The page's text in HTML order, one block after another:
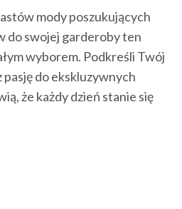
mody poszukujących
do swojej garderoby ten
wyborem. Podkreśli Twój
do ekskluzywnych
że każdy dzień stanie się